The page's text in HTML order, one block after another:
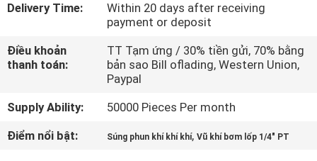
TÔI
THAM
NHÀ
MÁY
Delivery Time:
Within 20 days after receiving
payment or deposit
Điều khoản
thanh toán:
TT Tạm ứng / 30% tiền gửi, 70% bằng
bản sao Bill oflading, Western Union,
Paypal
Supply Ability:
50000 Pieces Per month
Điểm nổi bật:
Súng phun khí khí khí,Vũ khí bơm lốp 1/4" PT